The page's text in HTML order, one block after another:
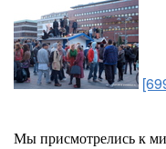
Мы присмотрелись к